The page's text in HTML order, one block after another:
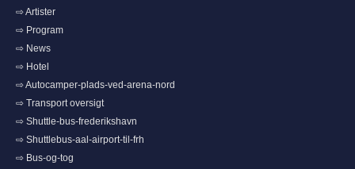
⇨ Artister
⇨ Program
⇨ News
⇨ Hotel
⇨ Autocamper-plads-ved-arena-nord
⇨ Transport oversigt
⇨ Shuttle-bus-frederikshavn
⇨ Shuttlebus-aal-airport-til-frh
⇨ Bus-og-tog